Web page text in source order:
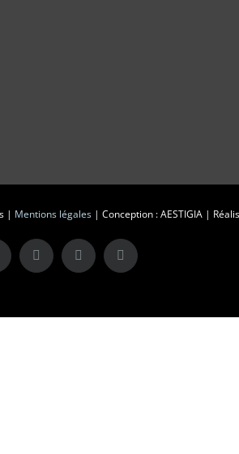
| Mentions légales| Conception : AESTIGIA |
LinkedInInstagramFacebook